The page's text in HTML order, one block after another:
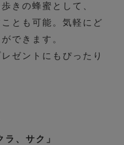
きの蜂蜜として、
とも可能。気軽にど
できます。
ゼントにもぴったり
、サク」